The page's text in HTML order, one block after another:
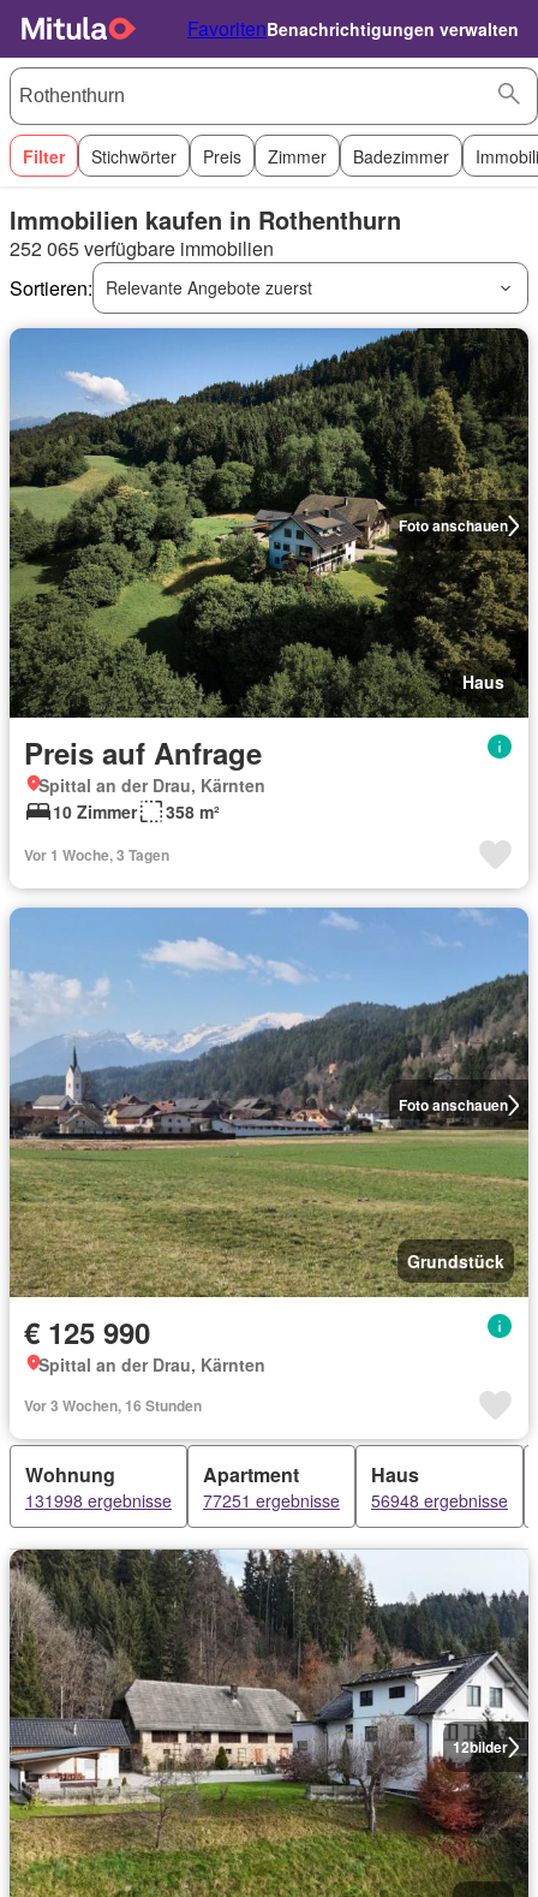
FavoritenBenachrichtigungen verwalten
Filter Stichwörter Preis Zimmer Badezimmer
Immobilien kaufen in Rothenthurn
252 065 verfügbare immobilien
Sortieren:
Relevante Angebote zuerst
Foto anschauen
Haus
Preis auf Anfrage
Spittal an der Drau, Kärnten
10 Zimmer
358 m²
Vor 1 Woche, 3 Tagen
Foto anschauen
Grundstück
€ 125 990
Spittal an der Drau, Kärnten
Vor 3 Wochen, 16 Stunden
Wohnung
131998 ergebnisse
Apartment
77251 ergebnisse
Haus
56948 ergebnisse
12bilder